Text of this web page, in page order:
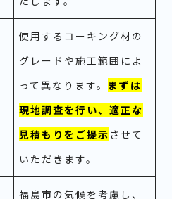
使用するコーキング材の
グレードや施工範囲によ
って異なります。 まずは
現地調査を行い、適正な
見積もりをご提示 させて
いただきます。
福島市の気候を考慮し、